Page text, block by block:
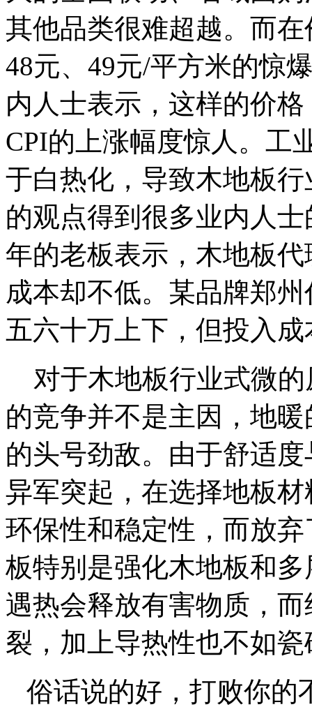
其他品类很难超越。而
48元、49元/平方米的惊
内人士表示，这样的价
CPI的上涨幅度惊人。工
于白热化，导致木地板
的观点得到很多业内人
年的老板表示，木地板
成本却不低。某品牌郑
五六十万上下，但投入
对于木地板行业式微的
的竞争并不是主因，地
的头号劲敌。由于舒适
异军突起，在选择地板
环保性和稳定性，而放
板特别是强化木地板和
遇热会释放有害物质，
裂，加上导热性也不如
俗话说的好，打败你的